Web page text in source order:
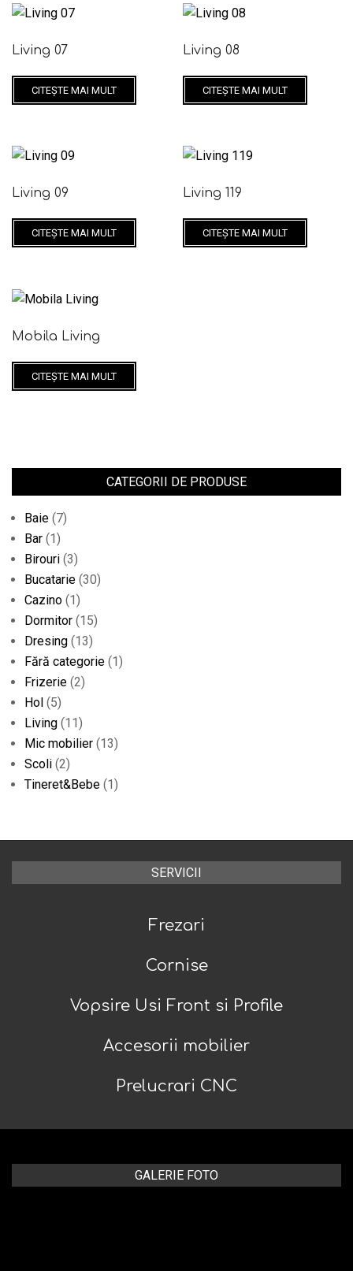
Living 07
CITEȘTE MAI MULT
Living 08
CITEȘTE MAI MULT
Living 09
CITEȘTE MAI MULT
Living 119
CITEȘTE MAI MULT
Mobila Living
CITEȘTE MAI MULT
CATEGORII DE PRODUSE
Baie (7)
Bar (1)
Birouri (3)
Bucatarie (30)
Cazino (1)
Dormitor (15)
Dresing (13)
Fără categorie (1)
Frizerie (2)
Hol (5)
Living (11)
Mic mobilier (13)
Scoli (2)
Tineret&Bebe (1)
SERVICII
Frezari
Cornise
Vopsire Usi Front si Profile
Accesorii mobilier
Prelucrari CNC
GALERIE FOTO